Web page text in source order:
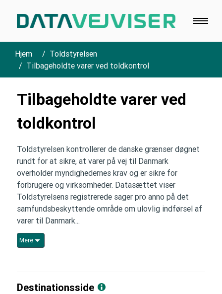
Hjem
Toldstyrelsen
Tilbageholdte varer ved toldkontrol
Tilbageholdte varer ved
toldkontrol
Toldstyrelsen kontrollerer de danske grænser døgnet
rundt for at sikre, at varer på vej til Danmark
overholder myndighedernes krav og er sikre for
forbrugere og virksomheder. Datasættet viser
Toldstyrelsens registrerede sager pro anno på det
samfundsbeskyttende område om ulovlig indførsel af
varer til Danmark...
Mere
Destinationsside